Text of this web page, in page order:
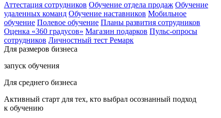
Аттестация сотрудников Обучение отдела продаж Обучение
удаленных команд Обучение наставников Мобильное
обучение Полевое обучение Планы развития сотрудников
Оценка «360 градусов» Магазин подарков Пульс-опросы
сотрудников Личностный тест Ремарк
Для размеров бизнеса
запуск обучения
Для среднего бизнеса
Активный старт для тех, кто выбрал осознанный подход
к обучению